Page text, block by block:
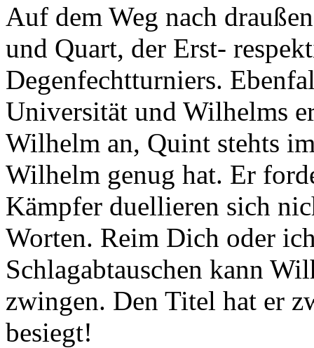
Auf dem Weg nach
und Quart, der Erst-
Degenfechtturniers.
Universität und Wilhelms
Wilhelm an, Quint stehts
Wilhelm genug hat. Er
Kämpfer duellieren sich
Worten. Reim Dich oder
Schlagabtauschen kann
zwingen. Den Titel hat er
besiegt!